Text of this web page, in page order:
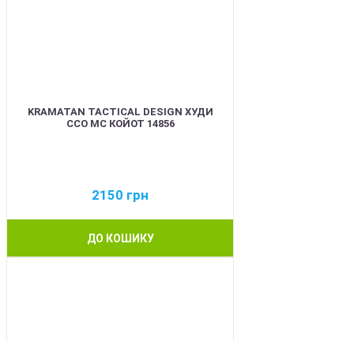
KRAMATAN TACTICAL DESIGN ХУДИ
ССО МС КОЙОТ 14856
2150 грн
ДО КОШИКУ